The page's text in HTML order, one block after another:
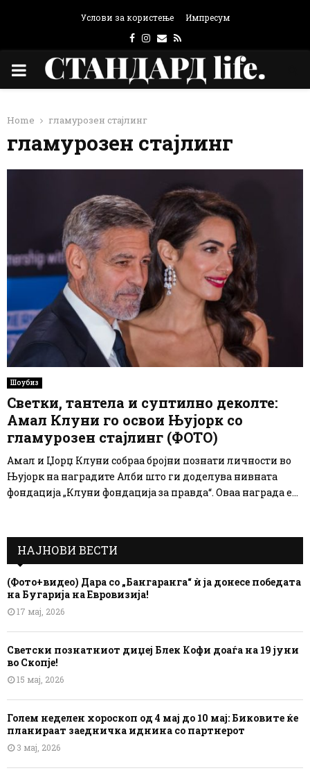
Услови за користење Импресум
Facebook
Instagram
Email
Rss
PRIMARY
Home гламурозен стајлинг
гламурозен стајлинг
Шоубиз
Светки, тантела и суптилно деколте:
Амал Клуни го освои Њујорк со
гламурозен стајлинг (ФОТО)
Амал и Џорџ Клуни собраа бројни познати личности во
Њујорк на наградите Алби што ги доделува нивната
фондација „Клуни фондација за правда“. Оваа награда е...
НАЈНОВИ ВЕСТИ
(Фото+видео) Дара со „Бангаранга“ ѝ ја донесе победата
на Бугарија на Евровизија!
17 мај, 2026
Светски познатниот диџеј Блек Кофи доаѓа на 19 јуни
во Скопје!
15 мај, 2026
Голем неделен хороскоп од 4 мај до 10 мај: Биковите ќе
планираат заедничка иднина со партнерот
3 мај, 2026